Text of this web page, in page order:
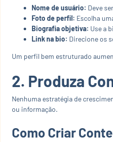
Nome de usuário: Deve
Foto de perfil: Escolha
Biografia objetiva: Use a
Link na bio: Direcione os
Um perfil bem estruturado
2. Produza
Nenhuma estratégia de
ou informação.
Como Criar